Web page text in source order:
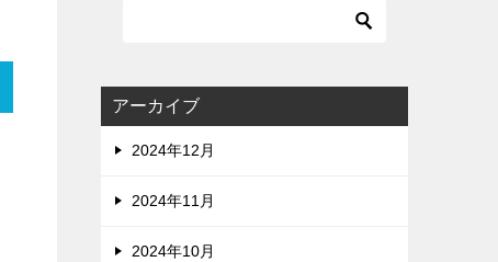
アーカイブ
2024年12月
2024年11月
2024年10月